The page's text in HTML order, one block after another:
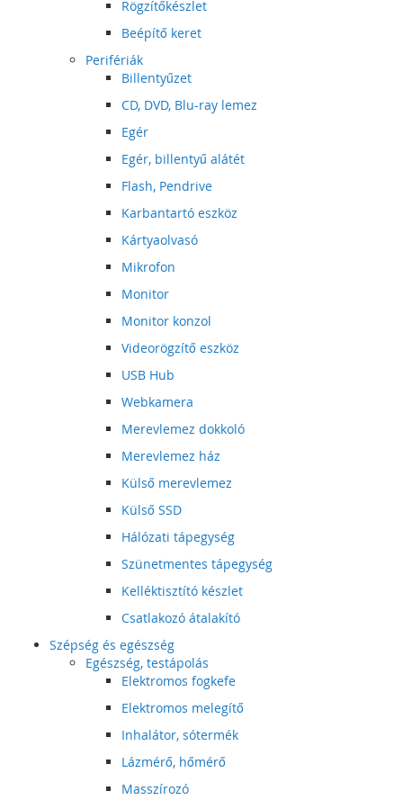
Rögzítőkészlet
Beépítő keret
Perifériák
Billentyűzet
CD, DVD, Blu-ray lemez
Egér
Egér, billentyű alátét
Flash, Pendrive
Karbantartó eszköz
Kártyaolvasó
Mikrofon
Monitor
Monitor konzol
Videorögzítő eszköz
USB Hub
Webkamera
Merevlemez dokkoló
Merevlemez ház
Külső merevlemez
Külső SSD
Hálózati tápegység
Szünetmentes tápegység
Kelléktisztító készlet
Csatlakozó átalakító
Szépség és egészség
Egészség, testápolás
Elektromos fogkefe
Elektromos melegítő
Inhalátor, sótermék
Lázmérő, hőmérő
Masszírozó